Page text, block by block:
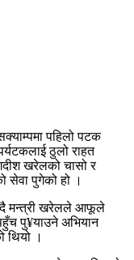
पहिलो पटक
ठुलो राहत
खरेलको चासो र
सेवा पुगेको हो ।
मन्त्री खरेलले आफूले
पु¥याउने अभियान
थियो ।